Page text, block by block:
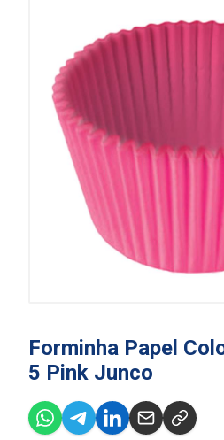
Forminha Papel
5 Pink Junco